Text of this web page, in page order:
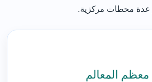
عدة محطات مركزية.
المعالم